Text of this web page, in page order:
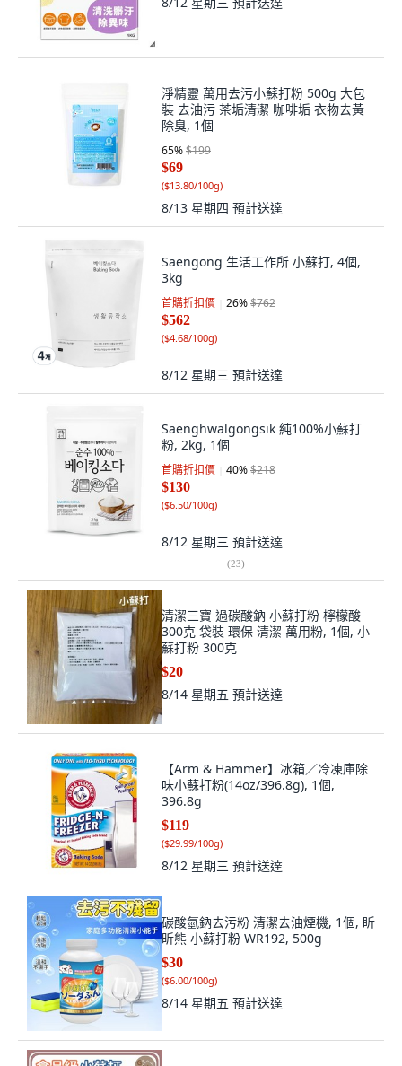
淨精靈 萬用去污小蘇打粉 500g 大包
裝 去油污 茶垢清潔 咖啡垢 衣物去黃
除臭, 1個
65%$199
$69
($13.80/100g)
8/13 星期四 預計送達
Saengong 生活工作所 小蘇打, 4個,
3kg
首購折扣價 26%$762
$562
($4.68/100g)
8/12 星期三 預計送達
Saenghwalgongsik 純100%小蘇打
粉, 2kg, 1個
首購折扣價 40%$218
$130
($6.50/100g)
8/12 星期三 預計送達
(23)
清潔三寶 過碳酸鈉 小蘇打粉 檸檬酸
300克 袋裝 環保 清潔 萬用粉, 1個, 小
蘇打粉 300克
$20
8/14 星期五 預計送達
【Arm & Hammer】冰箱／冷凍庫除
味小蘇打粉(14oz/396.8g), 1個,
396.8g
$119
($29.99/100g)
8/12 星期三 預計送達
碳酸氫鈉去污粉 清潔去油煙機, 1個, 盺
昕熊 小蘇打粉 WR192, 500g
$30
($6.00/100g)
8/14 星期五 預計送達